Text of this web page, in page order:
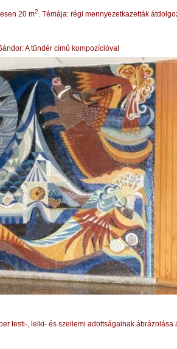
20 m2. Témája: régi mennyezetkazetták
A tündér című kompozícióval
testi-, lelki- és szellemi adottságainak ábrázolása